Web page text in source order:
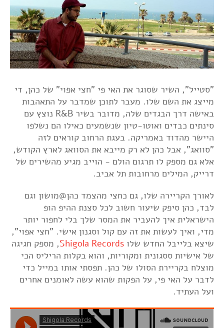
"סטייל", השיר שסוגר את האי פי "חצי אפוי" של כהן, די
מייצג את השם שלו. מעבר לתוכן שמדבר על התאהבות
באישה דרך הבגדים שלה, מדובר בשיר R&B נוצץ עם
סינתים כבדים ואוטו-טיון שנשמעים כאילו הם נשלפו
היישר מהדוד באמריקה. בעגת הרחוב קוראים לזה
"סוואג", אבל כהן לא רק מייבא את הסוואג לארץ הקודש,
אלא גם מספק לו תרגום הולם - הוייב מגיע מהשירים של
דרייק, המילים מרחובות תל אביב.
לאורך הקריירה שלו, גם כחצי מהצמד כהן@מושון וגם
לבד, כהן סיפק שיעור חשוב לכל סצנת ההיפ הופ
הישראלית איך להעביר את המסר שלך בלי לחפור יותר
מדי, ואיך לעשות את זה עם קול וסגנון אישי. "חצי אפוי",
שיצא בלייבל החדש שלו Shigola Records, מספק חגיגה
של אישיות ססגונית ומקוריות, והוא בקלות הריליס הכי
מוצלח בקריירת הסולו של כהן. תפסתי אותו במייל כדי
לדבר על האי פי, על הפקות שהוא עשה לאומנים אחרים
ועל העתיד.